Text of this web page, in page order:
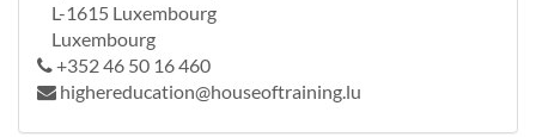
L-1615 Luxembourg
Luxembourg
+352 46 50 16 460
highereducation@houseoftraining.lu